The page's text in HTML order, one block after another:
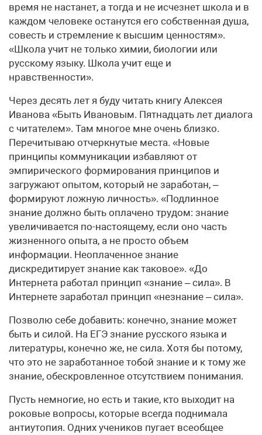
время не настанет, а тогда и не исчезнет школа и в
каждом человеке останутся его собственная душа,
совесть и стремление к высшим ценностям».
«Школа учит не только химии, биологии или
русскому языку. Школа учит еще и
нравственности».
Через десять лет я буду читать книгу Алексея
Иванова «Быть Ивановым. Пятнадцать лет диалога
с читателем». Там многое мне очень близко.
Перечитываю отчеркнутые места. «Новые
принципы коммуникации избавляют от
эмпирического формирования принципов и
загружают опытом, который не заработан, –
формируют ложную личность». «Подлинное
знание должно быть оплачено трудом: знание
увеличивается по-настоящему, если оно часть
жизненного опыта, а не просто объем
информации. Неоплаченное знание
дискредитирует знание как таковое». «До
Интернета работал принцип «знание – сила». В
Интернете заработал принцип «незнание – сила».
Позволю себе добавить: конечно, знание может
быть и силой. На ЕГЭ знание русского языка и
литературы, конечно же, не сила. Хотя бы потому,
что это не заработанное тобой знание и к тому же
знание, обескровленное отсутствием понимания.
Пусть немногие, но есть и такие, кто выходит на
роковые вопросы, которые всегда поднимала
антиутопия. Одних учеников пугает всеобщее